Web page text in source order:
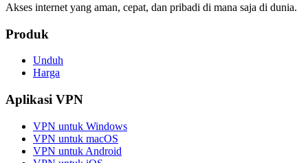
Akses internet yang aman, cepat, dan pribadi di mana saja di dunia.
Produk
Unduh
Harga
Aplikasi VPN
VPN untuk Windows
VPN untuk macOS
VPN untuk Android